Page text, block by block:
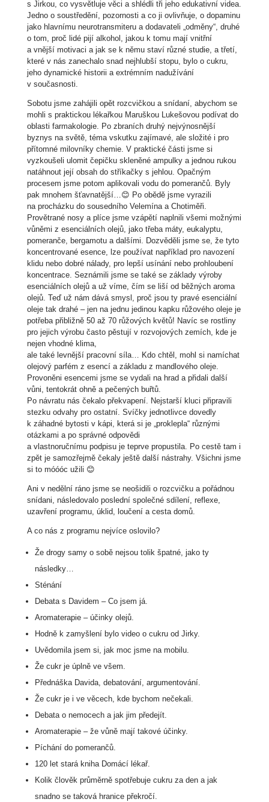
s Jirkou, co vysvětluje věci a shlédli tři jeho edukativní videa.
Jedno o soustředění, pozornosti a co ji ovlivňuje, o dopaminu
jako hlavnímu neurotransmiteru a dodavateli „odměny“, druhé
o tom, proč lidé pijí alkohol, jakou k tomu mají vnitřní
a vnější motivaci a jak se k němu staví různé studie, a třetí,
které v nás zanechalo snad nejhlubší stopu, bylo o cukru,
jeho dynamické historii a extrémním nadužívání
v současnosti.
Sobotu jsme zahájili opět rozcvičkou a snídaní, abychom se
mohli s praktickou lékařkou Maruškou Lukešovou podívat do
oblasti farmakologie. Po zbraních druhý nejvýnosnější
byznys na světě, téma vskutku zajímavé, ale složité i pro
přítomné milovníky chemie. V praktické části jsme si
vyzkoušeli ulomit čepičku skleněné ampulky a jednou rukou
natáhnout její obsah do stříkačky s jehlou. Opačným
procesem jsme potom aplikovali vodu do pomerančů. Byly
pak mnohem šťavnatější…😊 Po obědě jsme vyrazili
na procházku do sousedního Velemína a Chotiměři.
Provětrané nosy a plíce jsme vzápětí naplnili všemi možnými
vůněmi z esenciálních olejů, jako třeba máty, eukalyptu,
pomeranče, bergamotu a dalšími. Dozvěděli jsme se, že tyto
koncentrované esence, lze používat například pro navození
klidu nebo dobré nálady, pro lepší usínání nebo prohloubení
koncentrace. Seznámili jsme se také se základy výroby
esenciálních olejů a už víme, čím se liší od běžných aroma
olejů. Teď už nám dává smysl, proč jsou ty pravé esenciální
oleje tak drahé – jen na jednu jedinou kapku růžového oleje je
potřeba přibližně 50 až 70 růžových květů! Navíc se rostliny
pro jejich výrobu často pěstují v rozvojových zemích, kde je
nejen vhodné klima,
ale také levnější pracovní síla… Kdo chtěl, mohl si namíchat
olejový parfém z esencí a základu z mandlového oleje.
Provoněni esencemi jsme se vydali na hrad a přidali další
vůni, tentokrát ohně a pečených buřtů.
Po návratu nás čekalo překvapení. Nejstarší kluci připravili
stezku odvahy pro ostatní. Svíčky jednotlivce dovedly
k záhadné bytosti v kápi, která si je „proklepla“ různými
otázkami a po správné odpovědi
a vlastnoručnímu podpisu je teprve propustila. Po cestě tam i
zpět je samozřejmě čekaly ještě další nástrahy. Všichni jsme
si to móóóc užili 😊
Ani v nedělní ráno jsme se neošidili o rozcvičku a pořádnou
snídani, následovalo poslední společné sdílení, reflexe,
uzavření programu, úklid, loučení a cesta domů.
A co nás z programu nejvíce oslovilo?
Že drogy samy o sobě nejsou tolik špatné, jako ty
následky…
Sténání
Debata s Davidem – Co jsem já.
Aromaterapie – účinky olejů.
Hodně k zamyšlení bylo video o cukru od Jirky.
Uvědomila jsem si, jak moc jsme na mobilu.
Že cukr je úplně ve všem.
Přednáška Davida, debatování, argumentování.
Že cukr je i ve věcech, kde bychom nečekali.
Debata o nemocech a jak jim předejít.
Aromaterapie – že vůně mají takové účinky.
Píchání do pomerančů.
120 let stará kniha Domácí lékař.
Kolik člověk průměrně spotřebuje cukru za den a jak
snadno se taková hranice překročí.